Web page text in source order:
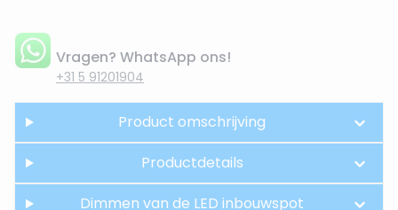
Vragen? WhatsApp ons!
+31 5 91201904
Product omschrijving
Productdetails
Dimmen van de LED inbouwspot